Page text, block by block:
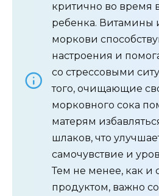
критично во время
ребенка. Витамины
моркови
настроения и
со стрессовыми
того, очищающие
морковного сока
матерям
шлаков, что
самочувствие и
Тем не менее, как и
продуктом, важно